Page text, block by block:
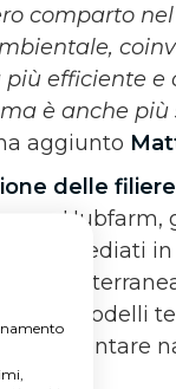
comparto
più efficiente
è anche
aggiunto
delle filiere
con
immediati
di
modelli